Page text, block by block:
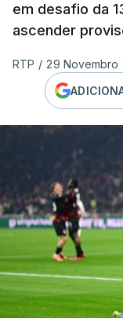
em desafio da
ascender
RTP / 29 Novembro